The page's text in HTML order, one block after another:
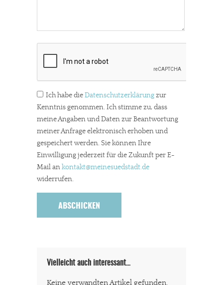
Ich habe dieDatenschutzerklärungzur
Kenntnis genommen. Ich stimme zu, dass
meine Angaben und Daten zur Beantwortung
meiner Anfrage elektronisch erhoben und
gespeichert werden. Sie können Ihre
Einwilligung jederzeit für die Zukunft per E-
Mail ankontakt@meinesuedstadt.de
widerrufen.
Vielleicht auch interessant…
Keine verwandten Artikel gefunden.